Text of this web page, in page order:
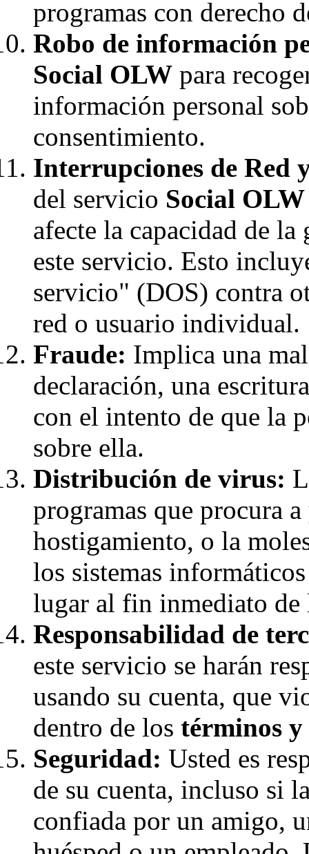
programas con derecho
Robo de información
Social OLW para
información personal
consentimiento.
Interrupciones de Red
del servicio Social OLW
afecte la capacidad de
este servicio. Esto
servicio" (DOS) contra
red o usuario individual.
Fraude: Implica una
declaración, una
con el intento de que la
sobre ella.
Distribución de virus:
programas que procura
hostigamiento, o la
los sistemas
lugar al fin inmediato de
Responsabilidad de
este servicio se harán
usando su cuenta, que
dentro de los términos y
Seguridad: Usted es
de su cuenta, incluso si
confiada por un amigo,